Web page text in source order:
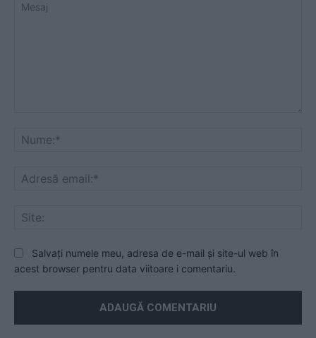
Salvați numele meu, adresa de e-mail și site-ul web în
acest browser pentru data viitoare i comentariu.